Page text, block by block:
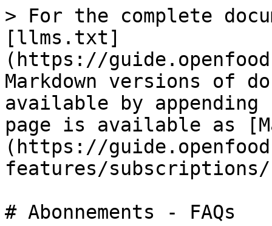
> For the complete
[llms.txt]
(https://
Markdown versions of
available by
page is available as
(https://
features/
# Abonnements - FAQs